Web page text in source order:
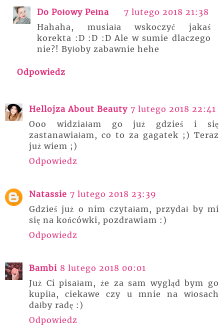
Do Połowy Pełna
7 lutego 2018 21:38
Hahaha, musiała wskoczyć jakaś
korekta :D :D :D Ale w sumie dlaczego
nie?! Byłoby zabawnie hehe
Odpowiedz
Hellojza About Beauty 7 lutego 2018 22:41
Ooo widziałam go już gdzieś i się
zastanawiałam, co to za gagatek ;) Teraz
już wiem ;)
Odpowiedz
Natassie 7 lutego 2018 23:39
Gdzieś już o nim czytałam, przydał by mi
się na końcówki, pozdrawiam :)
Odpowiedz
Bambi 8 lutego 2018 00:01
Już Ci pisałam, że za sam wygląd bym go
kupiła, ciekawe czy u mnie na włosach
dałby radę :)
Odpowiedz